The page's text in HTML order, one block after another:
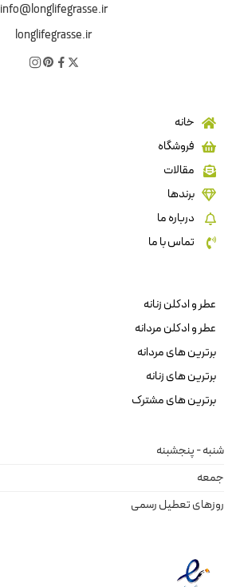
info@longlifegrasse.ir
longlifegrasse.ir
خانه
فروشگاه
مقالات
برندها
درباره ما
تماس با ما
عطر و ادکلن زنانه
عطر و ادکلن مردانه
برترین های مردانه
برترین های زنانه
برترین های مشترک
شنبه - پنجشبنه
جمعه
روزهای تعطیل رسمی